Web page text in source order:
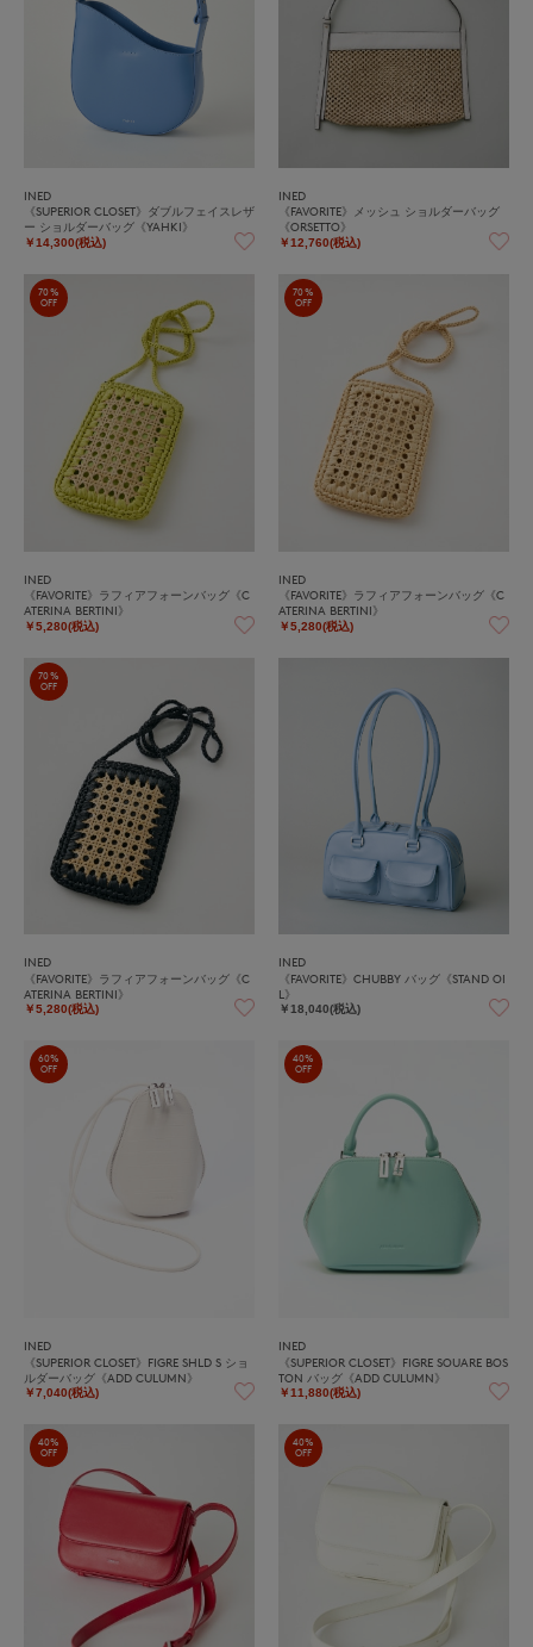
INED
《SUPERIOR CLOSET》ダブルフェイスレザ
ー ショルダーバッグ《YAHKI》
￥14,300(税込)
INED
《FAVORITE》メッシュ ショルダーバッグ
《ORSETTO》
￥12,760(税込)
70%
OFF
INED
《FAVORITE》ラフィアフォーンバッグ《C
ATERINA BERTINI》
￥5,280(税込)
70%
OFF
INED
《FAVORITE》ラフィアフォーンバッグ《C
ATERINA BERTINI》
￥5,280(税込)
70%
OFF
INED
《FAVORITE》ラフィアフォーンバッグ《C
ATERINA BERTINI》
￥5,280(税込)
INED
《FAVORITE》CHUBBY バッグ《STAND OI
L》
￥18,040(税込)
60%
OFF
INED
《SUPERIOR CLOSET》FIGRE SHLD S ショ
ルダーバッグ《ADD CULUMN》
￥7,040(税込)
40%
OFF
INED
《SUPERIOR CLOSET》FIGRE SOUARE BOS
TON バッグ《ADD CULUMN》
￥11,880(税込)
40%
OFF
40%
OFF